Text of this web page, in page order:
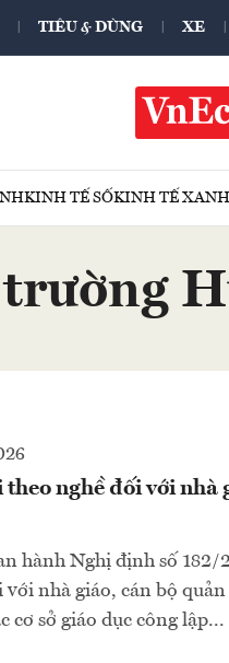
TIÊU & DÙNG XE
KINH TẾ SỐKINH TẾ XANH
trường
nghề đối với nhà
hành Nghị định số
nhà giáo, cán bộ
cơ sở giáo dục công lập...